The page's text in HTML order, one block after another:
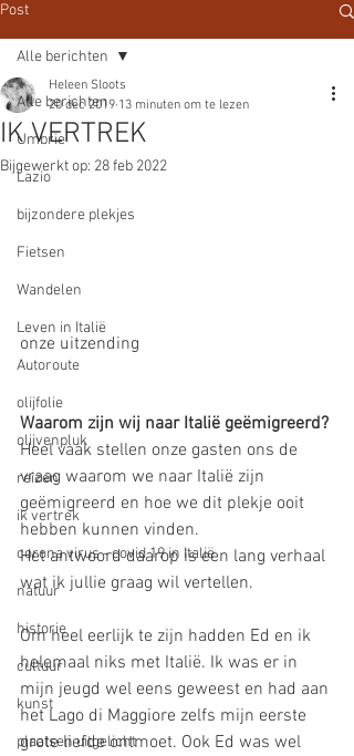
Post
Alle berichten
Umbrie
Lazio
bijzondere plekjes
Fietsen
Wandelen
Leven in Italië
Autoroute
olijfolie
olijvenpluk
reizen
ik vertrek
corona virus - covid 19 in Italië
natuur
historie
cultuur
kunst
plaatsen uitgelicht
Alle berichten
IK VERTREK
Heleen Sloots
20 dec 2019 13 minuten om te lezen
Bijgewerkt op: 28 feb 2022
onze uitzending
Waarom zijn wij naar Italië geëmigreerd?
Heel vaak stellen onze gasten ons de
vraag waarom we naar Italië zijn
geëmigreerd en hoe we dit plekje ooit
hebben kunnen vinden.
Het antwoord daarop is een lang verhaal
wat ik jullie graag wil vertellen.
Om heel eerlijk te zijn hadden Ed en ik
helemaal niks met Italië. Ik was er in
mijn jeugd wel eens geweest en had aan
het Lago di Maggiore zelfs mijn eerste
grote liefde ontmoet. Ook Ed was wel